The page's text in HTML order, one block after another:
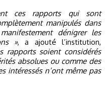
ces rapports qui sont
manipulés dans
dénigrer les
», a ajouté l’institution,
rapports soient considérés
absolues ou comme des
intéressés n’ont même pas